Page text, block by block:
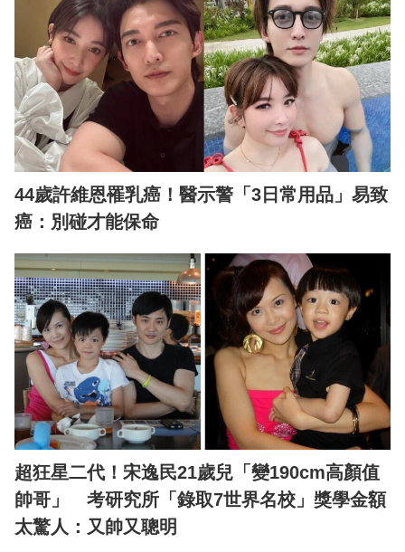
44歲許維恩罹乳癌！醫示警「3日常用品」易致
癌：別碰才能保命
超狂星二代！宋逸民21歲兒「變190cm高顏值
帥哥」 考研究所「錄取7世界名校」獎學金額
太驚人：又帥又聰明